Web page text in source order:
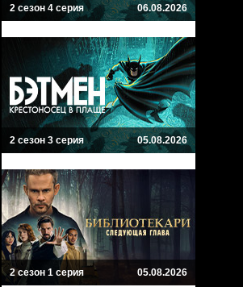
2 сезон 4 серия 06.08.2026
2 сезон 3 серия 05.08.2026
2 сезон 1 серия 05.08.2026